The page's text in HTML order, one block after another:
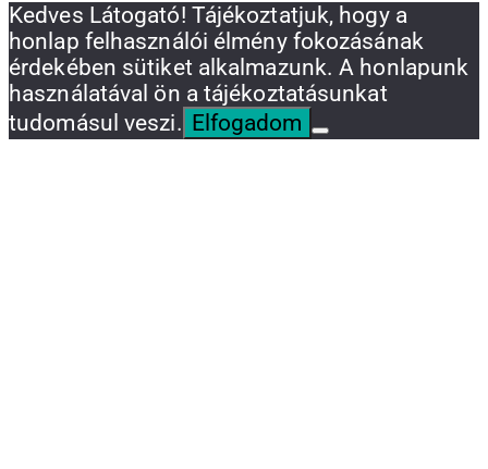
Kedves Látogató! Tájékoztatjuk, hogy a
honlap felhasználói élmény fokozásának
érdekében sütiket alkalmazunk. A honlapunk
használatával ön a tájékoztatásunkat
tudomásul veszi. Elfogadom